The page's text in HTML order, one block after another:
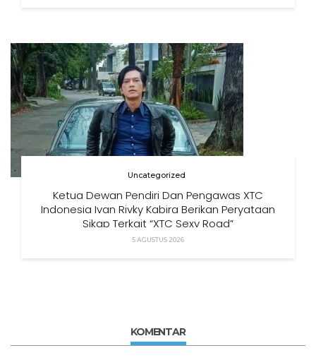
Uncategorized
Ketua Dewan Pendiri Dan Pengawas XTC
Indonesia Ivan Rivky Kabira Berikan Peryataan
Sikap Terkait “XTC Sexy Road”
5 AGUSTUS 2026
KOMENTAR